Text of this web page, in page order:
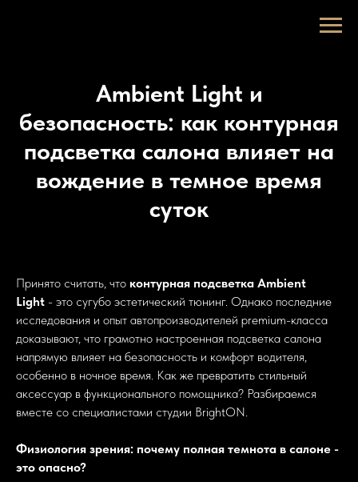
Ambient Light и
безопасность: как контурная
подсветка салона влияет на
вождение в темное время
суток
Принято считать, что контурная подсветка Ambient
Light - это сугубо эстетический тюнинг. Однако последние
исследования и опыт автопроизводителей premium-класса
доказывают, что грамотно настроенная подсветка салона
напрямую влияет на безопасность и комфорт водителя,
особенно в ночное время. Как же превратить стильный
аксессуар в функционального помощника? Разбираемся
вместе со специалистами студии BrightON.
Физиология зрения: почему полная темнота в салоне -
это опасно?